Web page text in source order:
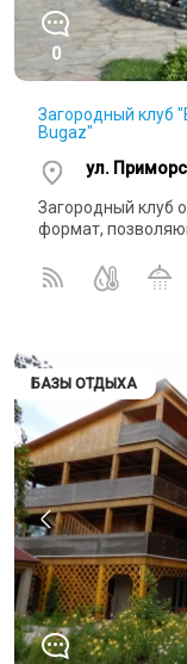
0
Загородный клуб
Bugaz"
ул.
Загородный клуб
формат,
БАЗЫ ОТДЫХА